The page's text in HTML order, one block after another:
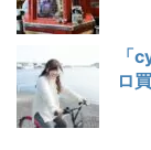
「
ロ